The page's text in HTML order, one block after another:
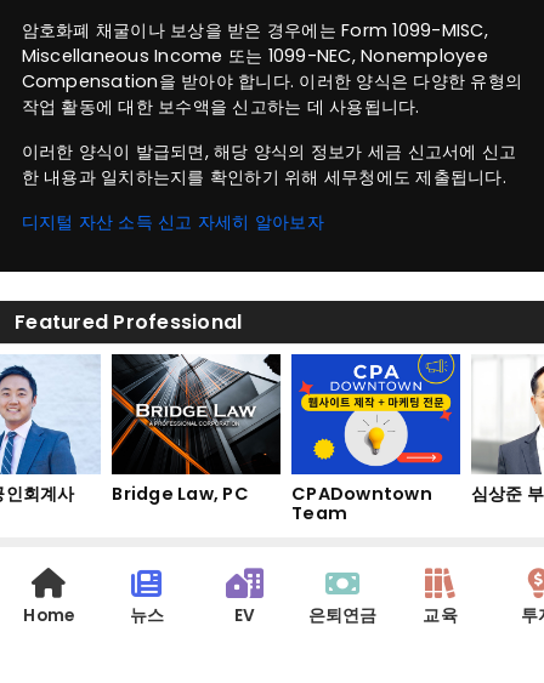
암호화폐 채굴이나 보상을 받은 경우에는 Form 1099-MISC,
Miscellaneous Income 또는 1099-NEC, Nonemployee
Compensation을 받아야 합니다. 이러한 양식은 다양한 유형의
작업 활동에 대한 보수액을 신고하는 데 사용됩니다.
이러한 양식이 발급되면, 해당 양식의 정보가 세금 신고서에 신고
한 내용과 일치하는지를 확인하기 위해 세무청에도 제출됩니다.
디지털 자산 소득 신고 자세히 알아보자
Featured Professional
회계사 Bridge Law, PC
CPADowntown
Team
심상준 부
Home 뉴스 EV 은퇴연금 교육 투